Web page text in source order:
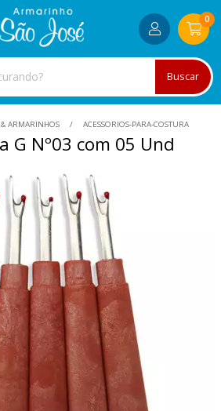
Buscar
0
ARMARINHOS ACESSORIOS-PARA-COSTURA
G Nº03 com 05 Und